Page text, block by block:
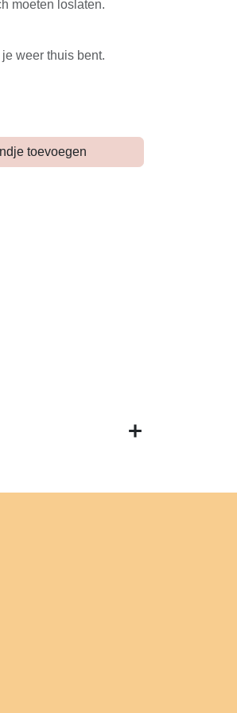
moeten loslaten.
weer thuis bent.
toevoegen